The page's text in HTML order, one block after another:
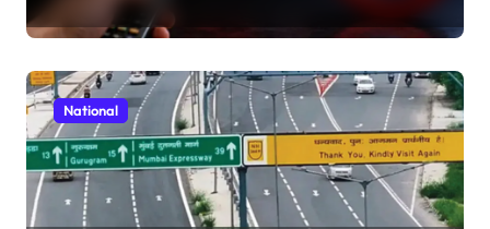
प्लेटफॉर्म किए ब्लॉक
National